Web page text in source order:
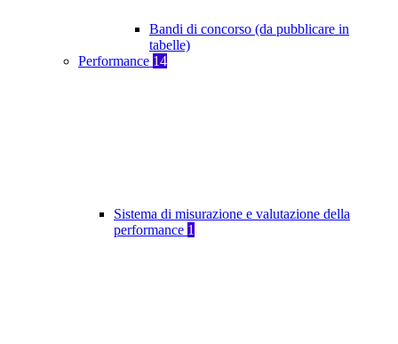
Bandi di concorso (da pubblicare in
tabelle)
Performance 14
Sistema di misurazione e valutazione della
performance 1